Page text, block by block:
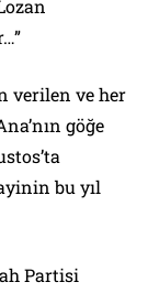
verilen ve her
göğe
bu yıl
Partisi